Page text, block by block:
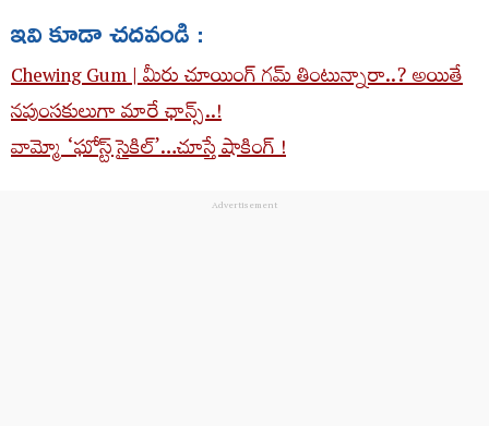
ఇవి కూడా చదవండి :
Chewing Gum | మీరు చూయింగ్ గ‌మ్ తింటున్నారా..? అయితే
న‌పుంస‌కులుగా మారే ఛాన్స్‌..!
వామ్మో ‘ఘోస్ట్ సైకిల్’…చూస్తే షాకింగ్ !